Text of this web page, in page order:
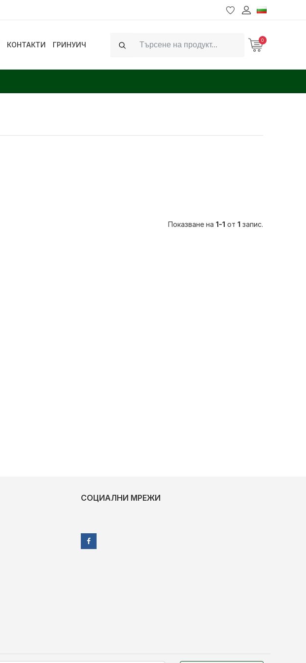
КОНТАКТИ ГРИНУИЧ
Search
0
Показване на 1-1 от 1 запис.
СОЦИАЛНИ МРЕЖИ